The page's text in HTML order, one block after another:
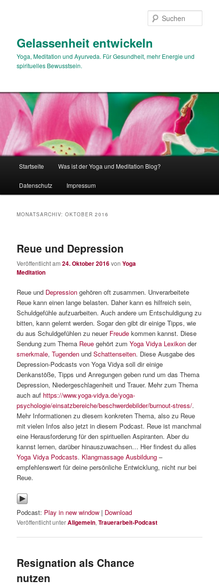
Gelassenheit entwickeln
Yoga, Meditation und Ayurveda. Für Gesundheit, mehr Energie und
spirituelles Bewusstsein.
Startseite Was ist der Yoga und Meditation Blog?
Datenschutz Impressum
MONATSARCHIV:OKTOBER 2016
Reue und Depression
Veröffentlicht am24. Oktober 2016vonYoga
Meditation
Reue und Depression gehören oft zusammen. Unverarbeitete
Reue kann einen lange belasten. Daher kann es hilfreich sein,
Schuldgefühle aufzuarbeiten. Auch andere um Entschuldigung zu
bitten, kann gelernt werden. Sogar den gibt dir einige Tipps, wie
du aus Schuldgefühlen zu neuer Freude kommen kannst. Diese
Sendung zum Thema Reue gehört zumYoga Vidya Lexikon der
smerkmale,Tugenden undSchattenseiten. Diese Ausgabe des
Depression-Podcasts von Yoga Vidya soll dir einige
Denkanstöße, Tipps und Anregungen geben rund um das Thema
Depression, Niedergeschlagenheit und Trauer. Mehr zum Thema
auch auf https://www.yoga-vidya.de/yoga-
psychologie/einsatzbereiche/beschwerdebilder/burnout-stress/.
Mehr Informationen zu diesem konkreten Thema, also zu Reue
mit vielen Infos also jetzt in diesem Podcast. Reue ist manchmal
eine Herausforderung für den spirituellen Aspiranten. Aber du
kannst lernen, darüber hinauszuwachsen… Hier findest du alles
Yoga Vidya Podcasts. Klangmassage Ausbildung –
empfehlenswert für deine persönliche Entwicklung, nicht nur bei
Reue.
Podcast: Play in new window | Download
Veröffentlicht unterAllgemein,Trauerarbeit-Podcast
Resignation als Chance
nutzen